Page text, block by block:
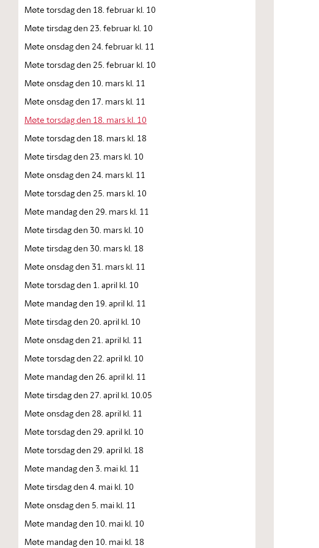
Møte torsdag den 18. februar kl. 10
Møte tirsdag den 23. februar kl. 10
Møte onsdag den 24. februar kl. 11
Møte torsdag den 25. februar kl. 10
Møte onsdag den 10. mars kl. 11
Møte onsdag den 17. mars kl. 11
Møte torsdag den 18. mars kl. 10
Møte torsdag den 18. mars kl. 18
Møte tirsdag den 23. mars kl. 10
Møte onsdag den 24. mars kl. 11
Møte torsdag den 25. mars kl. 10
Møte mandag den 29. mars kl. 11
Møte tirsdag den 30. mars kl. 10
Møte tirsdag den 30. mars kl. 18
Møte onsdag den 31. mars kl. 11
Møte torsdag den 1. april kl. 10
Møte mandag den 19. april kl. 11
Møte tirsdag den 20. april kl. 10
Møte onsdag den 21. april kl. 11
Møte torsdag den 22. april kl. 10
Møte mandag den 26. april kl. 11
Møte tirsdag den 27. april kl. 10.05
Møte onsdag den 28. april kl. 11
Møte torsdag den 29. april kl. 10
Møte torsdag den 29. april kl. 18
Møte mandag den 3. mai kl. 11
Møte tirsdag den 4. mai kl. 10
Møte onsdag den 5. mai kl. 11
Møte mandag den 10. mai kl. 10
Møte mandag den 10. mai kl. 18